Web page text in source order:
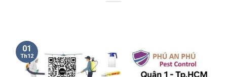
01
Th12